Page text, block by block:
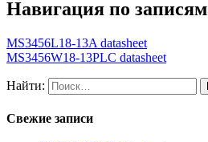
Навигация по записям
MS3456L18-13A datasheet
MS3456W18-13PLC datasheet
Найти:
Свежие записи